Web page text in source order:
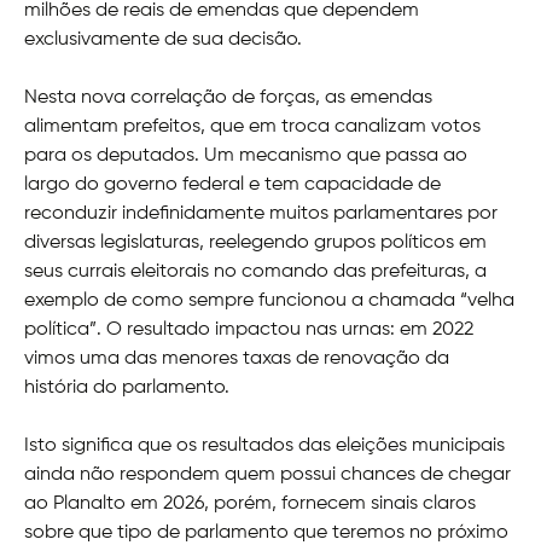
milhões de reais de emendas que dependem
exclusivamente de sua decisão.
Nesta nova correlação de forças, as emendas
alimentam prefeitos, que em troca canalizam votos
para os deputados. Um mecanismo que passa ao
largo do governo federal e tem capacidade de
reconduzir indefinidamente muitos parlamentares por
diversas legislaturas, reelegendo grupos políticos em
seus currais eleitorais no comando das prefeituras, a
exemplo de como sempre funcionou a chamada “velha
política”. O resultado impactou nas urnas: em 2022
vimos uma das menores taxas de renovação da
história do parlamento.
Isto significa que os resultados das eleições municipais
ainda não respondem quem possui chances de chegar
ao Planalto em 2026, porém, fornecem sinais claros
sobre que tipo de parlamento que teremos no próximo